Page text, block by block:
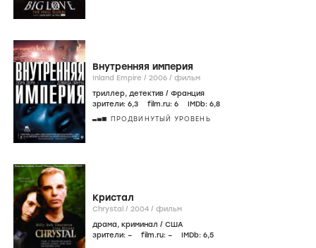
Внутренняя империя
Inland Empire / 2006 / фильм
триллер, детектив / Франция
зрители: 6,3 film.ru: 6 IMDb: 6,8
ПРОДВИНУТЫЙ УРОВЕНЬ
Кристал
Chrystal / 2004 / фильм
драма, криминал / США
зрители: – film.ru: – IMDb: 6,5